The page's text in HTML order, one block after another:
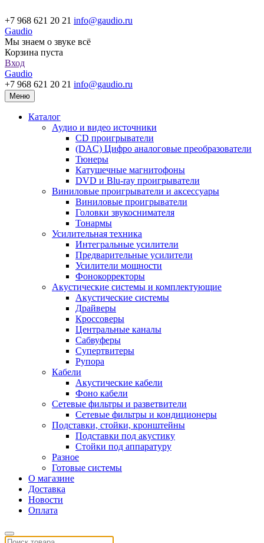
+7 968 621 20 21 info@gaudio.ru
Gaudio
Мы знаем о звуке всё
Корзина пуста
Вход
Gaudio
+7 968 621 20 21 info@gaudio.ru
Меню
Каталог
Аудио и видео источники
CD проигрыватели
(DAC) Цифро аналоговые преобразователи
Тюнеры
Катушечные магнитофоны
DVD и Blu-ray проигрыватели
Виниловые проигрыватели и аксессуары
Виниловые проигрыватели
Головки звукоснимателя
Тонармы
Усилительная техника
Интегральные усилители
Предварительные усилители
Усилители мощности
Фонокорректоры
Акустические системы и комплектующие
Акустические системы
Драйверы
Кроссоверы
Центральные каналы
Сабвуферы
Супертвитеры
Рупора
Кабели
Акустические кабели
Фоно кабели
Сетевые фильтры и разветвители
Сетевые фильтры и кондиционеры
Подставки, стойки, кронштейны
Подставки под акустику
Стойки под аппаратуру
Разное
Готовые системы
О магазине
Доставка
Новости
Оплата